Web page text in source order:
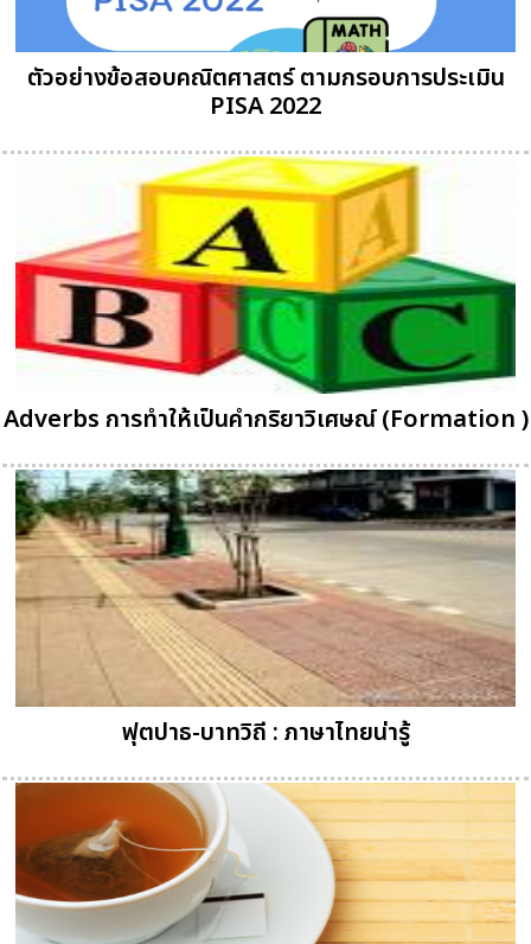
ตัวอย่างข้อสอบคณิตศาสตร์ ตามกรอบการประเมิน
PISA 2022
Adverbs การทำให้เป็นคำกริยาวิเศษณ์ (Formation )
ฟุตปาธ-บาทวิถี : ภาษาไทยน่ารู้